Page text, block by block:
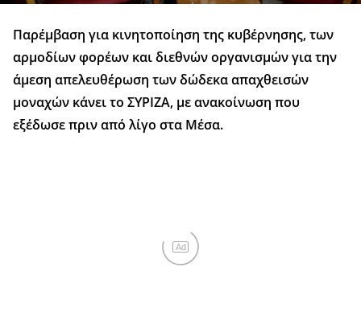
Παρέμβαση για κινητοποίηση της κυβέρνησης, των
αρμοδίων φορέων και διεθνών οργανισμών για την
άμεση απελευθέρωση των δώδεκα απαχθεισών
μοναχών κάνει το ΣΥΡΙΖΑ, με ανακοίνωση που
εξέδωσε πριν από λίγο στα Μέσα.
Ad